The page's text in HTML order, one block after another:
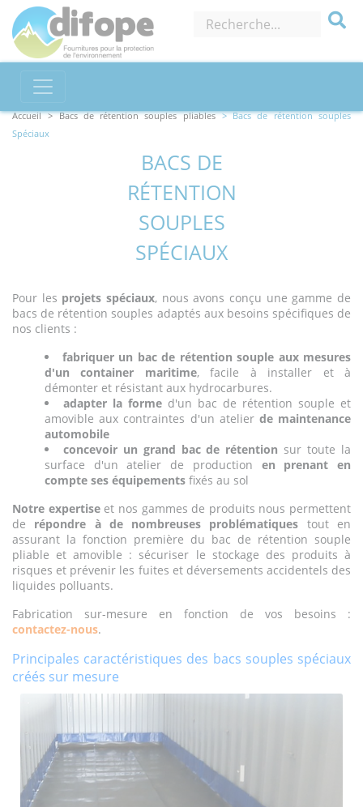
Accueil > Bacs de rétention souples pliables > Bacs de rétention souples
Spéciaux
BACS DE
RÉTENTION
SOUPLES
SPÉCIAUX
Pour les projets spéciaux, nous avons conçu une gamme de
bacs de rétention souples adaptés aux besoins spécifiques de
nos clients :
fabriquer un bac de rétention souple aux mesures
d'un container maritime, facile à installer et à
démonter et résistant aux hydrocarbures.
adapter la forme d'un bac de rétention souple et
amovible aux contraintes d'un atelier de maintenance
automobile
concevoir un grand bac de rétention sur toute la
surface d'un atelier de production en prenant en
compte ses équipements fixés au sol
Notre expertiseet nos gammes de produits nous permettent
de répondre à de nombreuses problématiques tout en
assurant la fonction première du bac de rétention souple
pliable et amovible : sécuriser le stockage des produits à
risques et prévenir les fuites et déversements accidentels des
liquides polluants.
Fabrication sur-mesure en fonction de vos besoins :
contactez-nous.
Principales caractéristiques des bacs souples spéciaux
créés sur mesure